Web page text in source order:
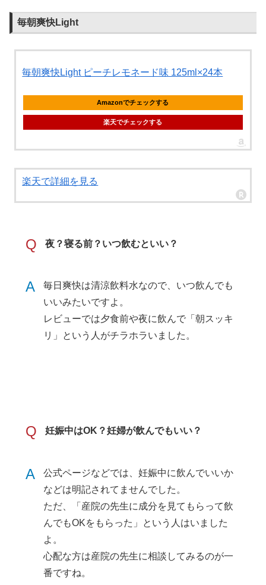
毎朝爽快Light
毎朝爽快Light ピーチレモネード味 125ml×24本
Amazonでチェックする
楽天でチェックする
楽天で詳細を見る
Q 夜？寝る前？いつ飲むといい？
A
毎日爽快は清涼飲料水なので、いつ飲んでも
いいみたいですよ。
レビューでは夕食前や夜に飲んで「朝スッキ
リ」という人がチラホラいました。
Q 妊娠中はOK？妊婦が飲んでもいい？
A
公式ページなどでは、妊娠中に飲んでいいか
などは明記されてませんでした。
ただ、「産院の先生に成分を見てもらって飲
んでもOKをもらった」という人はいました
よ。
心配な方は産院の先生に相談してみるのが一
番ですね。